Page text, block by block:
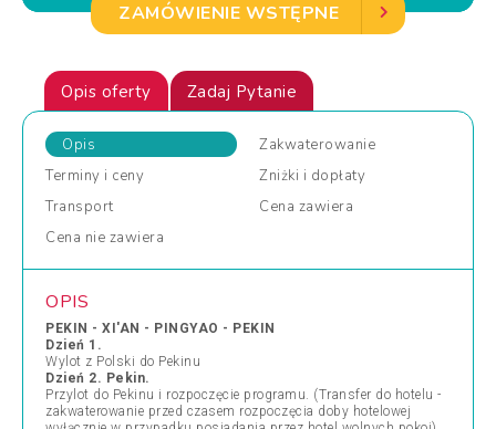
ZAMÓWIENIE WSTĘPNE
Opis oferty Zadaj Pytanie
Opis
Zakwaterowanie
Terminy i ceny Zniżki i dopłaty
Transport
Cena zawiera
Cena nie zawiera
OPIS
PEKIN - XI'AN - PINGYAO - PEKIN
Dzień 1.
Wylot z Polski do Pekinu
Dzień 2. Pekin.
Przylot do Pekinu i rozpoczęcie programu. (Transfer do hotelu -
zakwaterowanie przed czasem rozpoczęcia doby hotelowej